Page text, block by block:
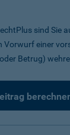
sind Sie
Vorwurf einer
Betrug)